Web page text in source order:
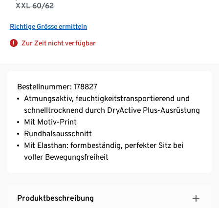
XXL 60/62
Richtige Grösse ermitteln
Zur Zeit nicht verfügbar
Bestellnummer: 178827
Atmungsaktiv, feuchtigkeitstransportierend und
schnelltrocknend durch DryActive Plus-Ausrüstung
Mit Motiv-Print
Rundhalsausschnitt
Mit Elasthan: formbeständig, perfekter Sitz bei
voller Bewegungsfreiheit
Produktbeschreibung